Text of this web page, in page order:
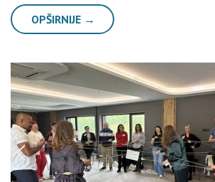
OPŠIRNIJE →